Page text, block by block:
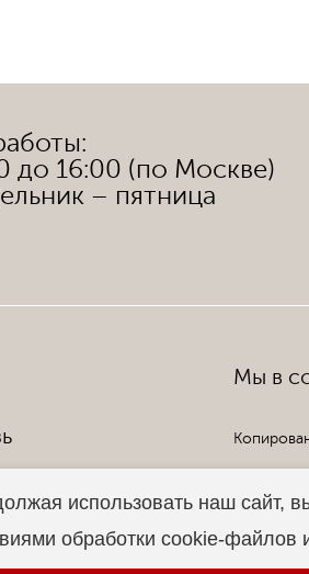
до 16:00 (по Москве)
– пятница
Мы в
использовать наш сайт,
обработки cookie-файлов